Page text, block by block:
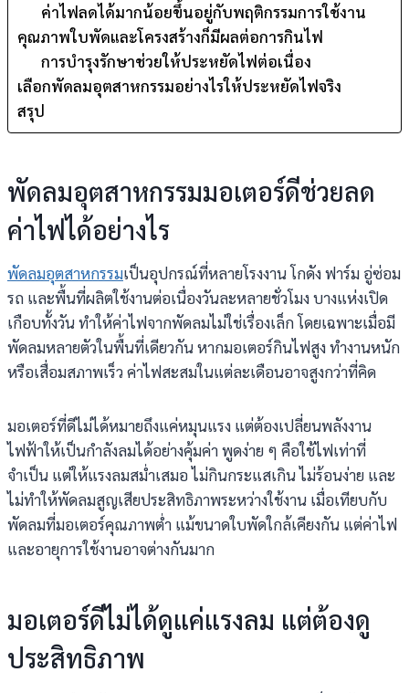
ค่าไฟลดได้มากน้อยขึ้นอยู่กับพฤติกรรมการใช้งาน
คุณภาพใบพัดและโครงสร้างก็มีผลต่อการกินไฟ
การบำรุงรักษาช่วยให้ประหยัดไฟต่อเนื่อง
เลือกพัดลมอุตสาหกรรมอย่างไรให้ประหยัดไฟจริง
สรุป
พัดลมอุตสาหกรรมมอเตอร์ดีช่วยลด
ค่าไฟได้อย่างไร
พัดลมอุตสาหกรรมเป็นอุปกรณ์ที่หลายโรงงาน โกดัง ฟาร์ม อู่ซ่อม
รถ และพื้นที่ผลิตใช้งานต่อเนื่องวันละหลายชั่วโมง บางแห่งเปิด
เกือบทั้งวัน ทำให้ค่าไฟจากพัดลมไม่ใช่เรื่องเล็ก โดยเฉพาะเมื่อมี
พัดลมหลายตัวในพื้นที่เดียวกัน หากมอเตอร์กินไฟสูง ทำงานหนัก
หรือเสื่อมสภาพเร็ว ค่าไฟสะสมในแต่ละเดือนอาจสูงกว่าที่คิด
มอเตอร์ที่ดีไม่ได้หมายถึงแค่หมุนแรง แต่ต้องเปลี่ยนพลังงาน
ไฟฟ้าให้เป็นกำลังลมได้อย่างคุ้มค่า พูดง่าย ๆ คือใช้ไฟเท่าที่
จำเป็น แต่ให้แรงลมสม่ำเสมอ ไม่กินกระแสเกิน ไม่ร้อนง่าย และ
ไม่ทำให้พัดลมสูญเสียประสิทธิภาพระหว่างใช้งาน เมื่อเทียบกับ
พัดลมที่มอเตอร์คุณภาพต่ำ แม้ขนาดใบพัดใกล้เคียงกัน แต่ค่าไฟ
และอายุการใช้งานอาจต่างกันมาก
มอเตอร์ดีไม่ได้ดูแค่แรงลม แต่ต้องดู
ประสิทธิภาพ